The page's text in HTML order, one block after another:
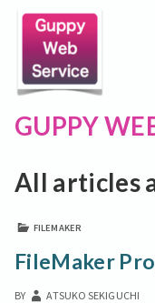
GUPPY
All articles
FILEMAKER
FileMaker
BY ATSUKO SEKIGUCHI